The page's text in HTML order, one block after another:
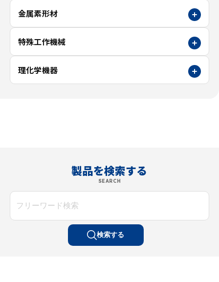
金属素形材
特殊工作機械
理化学機器
製品を検索する
SEARCH
検索する